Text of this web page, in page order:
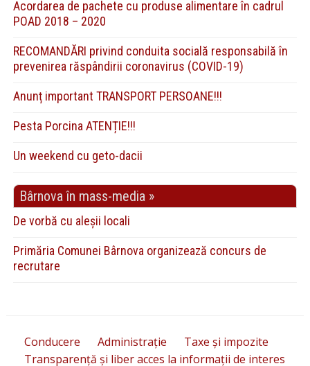
Acordarea de pachete cu produse alimentare în cadrul
POAD 2018 – 2020
RECOMANDĂRI privind conduita socială responsabilă în
prevenirea răspândirii coronavirus (COVID-19)
Anunț important TRANSPORT PERSOANE!!!
Pesta Porcina ATENȚIE!!!
Un weekend cu geto-dacii
Bârnova în mass-media »
De vorbă cu aleșii locali
Primăria Comunei Bârnova organizează concurs de
recrutare
Conducere Administrație
Taxe și impozite
Transparență și liber acces la informații de interes